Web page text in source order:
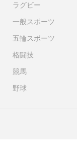
ラグビー
一般スポーツ
五輪スポーツ
格闘技
競馬
野球